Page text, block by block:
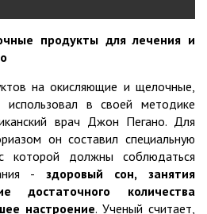
продукты для лечения и
на окисляющие и щелочные,
в своей методике
врач Джон Пегано. Для
он составил специальную
которой должны соблюдаться
- здоровый сон, занятия
достаточного количества
настроение. Ученый считает,